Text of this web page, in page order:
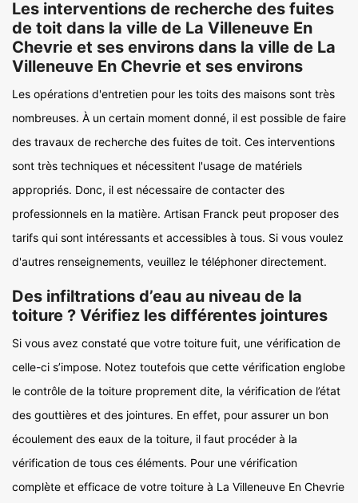
Les interventions de recherche des fuites
de toit dans la ville de La Villeneuve En
Chevrie et ses environs dans la ville de La
Villeneuve En Chevrie et ses environs
Les opérations d'entretien pour les toits des maisons sont très
nombreuses. À un certain moment donné, il est possible de faire
des travaux de recherche des fuites de toit. Ces interventions
sont très techniques et nécessitent l'usage de matériels
appropriés. Donc, il est nécessaire de contacter des
professionnels en la matière. Artisan Franck peut proposer des
tarifs qui sont intéressants et accessibles à tous. Si vous voulez
d'autres renseignements, veuillez le téléphoner directement.
Des infiltrations d’eau au niveau de la
toiture ? Vérifiez les différentes jointures
Si vous avez constaté que votre toiture fuit, une vérification de
celle-ci s’impose. Notez toutefois que cette vérification englobe
le contrôle de la toiture proprement dite, la vérification de l’état
des gouttières et des jointures. En effet, pour assurer un bon
écoulement des eaux de la toiture, il faut procéder à la
vérification de tous ces éléments. Pour une vérification
complète et efficace de votre toiture à La Villeneuve En Chevrie